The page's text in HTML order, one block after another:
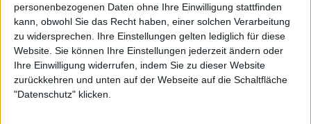
personenbezogenen Daten ohne Ihre Einwilligung stattfinden
kann, obwohl Sie das Recht haben, einer solchen Verarbeitung
zu widersprechen. Ihre Einstellungen gelten lediglich für diese
Website. Sie können Ihre Einstellungen jederzeit ändern oder
Ihre Einwilligung widerrufen, indem Sie zu dieser Website
zurückkehren und unten auf der Webseite auf die Schaltfläche
"Datenschutz" klicken.